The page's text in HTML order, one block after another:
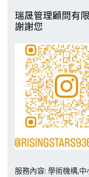
瑞晟管理顧問有
謝謝您
服務內容: 學術機構,